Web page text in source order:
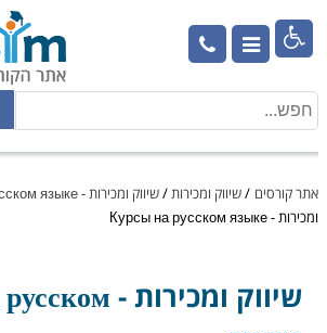

אתר קורסים /שיווק ומכירות/שיווק ומכירות - Курсы на русском языке
ומכירות - Курсы на русском языке
שיווק ומכירות